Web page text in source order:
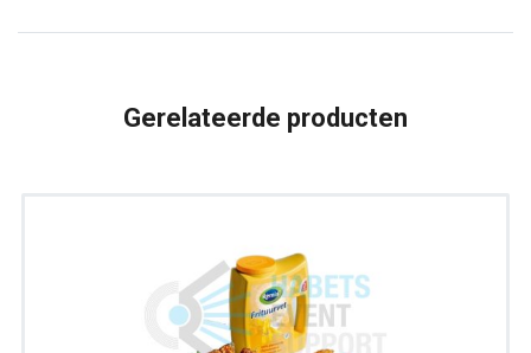
Gerelateerde producten